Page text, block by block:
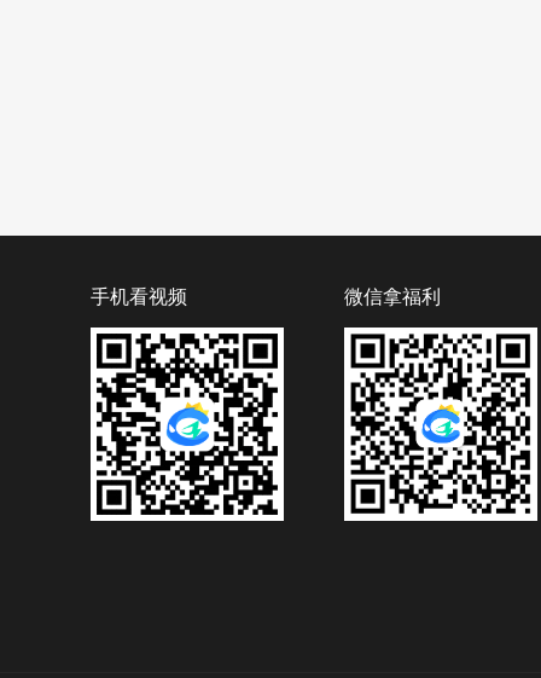
手机看视频 微信拿福利